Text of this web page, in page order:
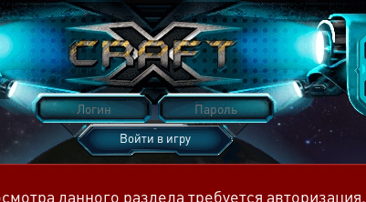
Войти в игру
данного раздела требуется авторизация.